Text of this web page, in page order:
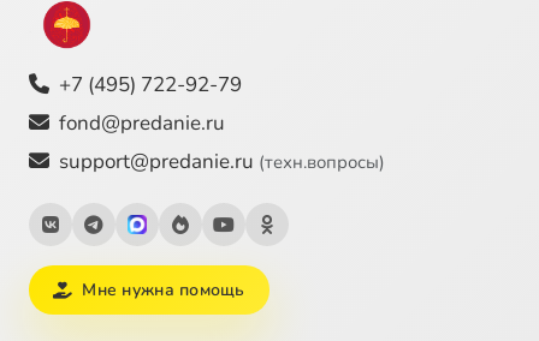
+7 (495) 722-92-79
fond@predanie.ru
support@predanie.ru (техн.вопросы)
Мне нужна помощь